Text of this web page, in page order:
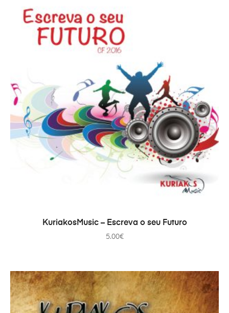
TOEVOEGEN AAN WINKELWAGEN
KuriakosMusic – Escreva o seu Futuro
5.00€